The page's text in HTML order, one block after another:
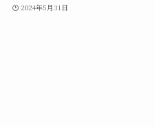
2024年5月31日